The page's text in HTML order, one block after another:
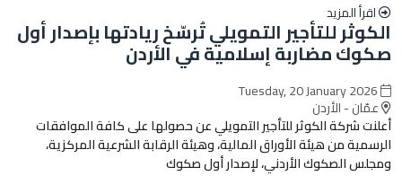
اقرأ المزيد
الكوثر للتأجير التمويلي تُرسّخ ريادتها بإصدار أول
صكوك مضاربة إسلامية في الأردن
عمّان - الأردن
أعلنت شركة الكوثر للتأجير التمويلي عن حصولها على كافة الموافقات
الرسمية من هيئة الأوراق المالية، وهيئة الرقابة الشرعية المركزية،
ومجلس الصكوك الأردني، لإصدار أول صكوك